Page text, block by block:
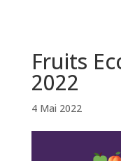
Fruits
2022
4 Mai 2022